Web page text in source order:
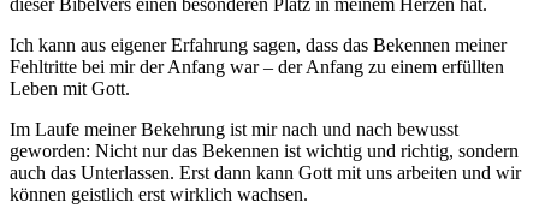
Ich kann aus eigener Erfahrung sagen, dass das Bekennen meiner
Fehltritte bei mir der Anfang war – der Anfang zu einem erfüllten
Leben mit Gott.
Im Laufe meiner Bekehrung ist mir nach und nach bewusst
geworden: Nicht nur das Bekennen ist wichtig und richtig, sondern
auch das Unterlassen. Erst dann kann Gott mit uns arbeiten und wir
können geistlich erst wirklich wachsen.